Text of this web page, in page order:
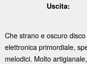
Uscita:
Che strano e oscuro
elettronica primordiale,
melodici. Molto